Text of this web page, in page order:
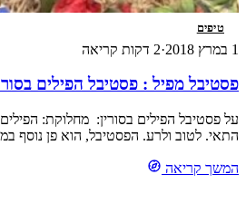
טיפים
1 במרץ 2018 ·2 דקות קריאה
פסטיבל מפיל : פסטיבל הפילים
על פסטיבל הפילים בסורין: מחלוקת:
התאי. לטוב ולרע. הפסטיבל, הוא פן נוסף
מקושטות להדהים ועליהן שפע ירקות
המשך קריאה